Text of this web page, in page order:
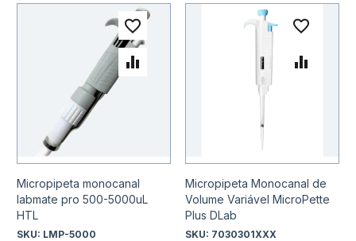
Micropipeta monocanal
labmate pro 500-5000uL
HTL
SKU: LMP-5000
Adicionar à lista de
Adicionar para Comparar
Micropipeta Monocanal de
Volume Variável MicroPette
Plus DLab
SKU: 7030301XXX